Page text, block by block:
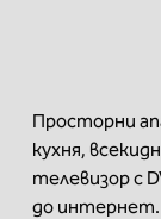
Просторни
кухня,
телевизор с
до интернет.